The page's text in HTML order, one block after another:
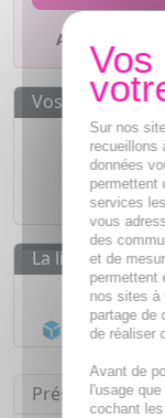
Ajouter à mes
Vos avantages
Des prix
Paiement
La livraison
Présentation
Sur nos
recueillons
données
permettent
services
vous
des
et de
permettent
nos sites à
partage de
de réaliser
Avant de
l'usage
cochant